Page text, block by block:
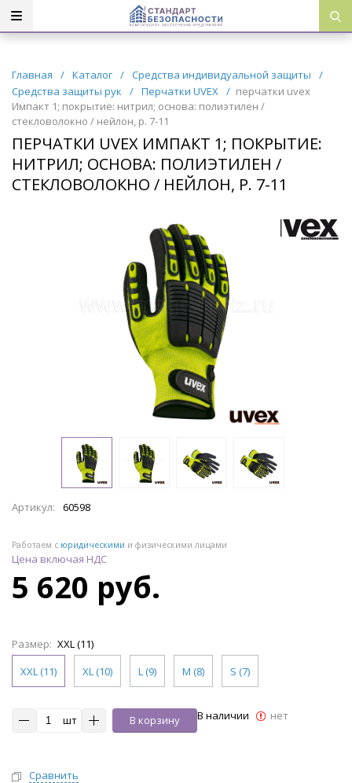
Главная / Каталог / Средства индивидуальной защиты
/
Средства защиты рук
/ Перчатки UVEX / перчатки uvex
Импакт 1; покрытие: нитрил; основа: полиэтилен /
стекловолокно / нейлон, р. 7-11
ПЕРЧАТКИ UVEX ИМПАКТ 1; ПОКРЫТИЕ:
НИТРИЛ; ОСНОВА: ПОЛИЭТИЛЕН /
СТЕКЛОВОЛОКНО / НЕЙЛОН, Р. 7-11
Артикул: 60598
Работаем с юридическими и физическими лицами
Цена включая НДС
5 620 руб.
Размер: XXL (11)
XXL (11)
XL (10) L (9) M (8) S (7)
шт В корзину В наличии нет
Сравнить